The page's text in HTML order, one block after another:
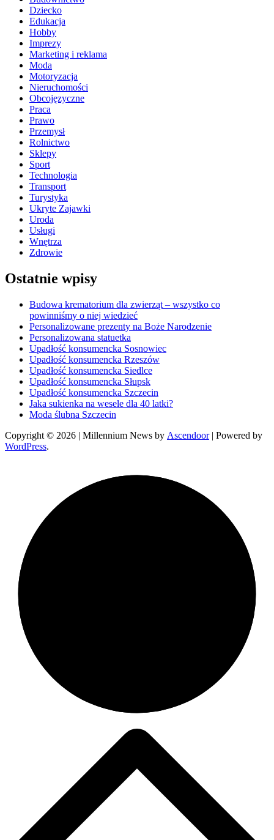
Dziecko
Edukacja
Hobby
Imprezy
Marketing i reklama
Moda
Motoryzacja
Nieruchomości
Obcojęzyczne
Praca
Prawo
Przemysł
Rolnictwo
Sklepy
Sport
Technologia
Transport
Turystyka
Ukryte Zajawki
Uroda
Usługi
Wnętrza
Zdrowie
Ostatnie wpisy
Budowa krematorium dla zwierząt – wszystko co
powinniśmy o niej wiedzieć
Personalizowane prezenty na Boże Narodzenie
Personalizowana statuetka
Upadłość konsumencka Sosnowiec
Upadłość konsumencka Rzeszów
Upadłość konsumencka Siedlce
Upadłość konsumencka Słupsk
Upadłość konsumencka Szczecin
Jaka sukienka na wesele dla 40 latki?
Moda ślubna Szczecin
Copyright © 2026 | Millennium News by Ascendoor| Powered by
WordPress.